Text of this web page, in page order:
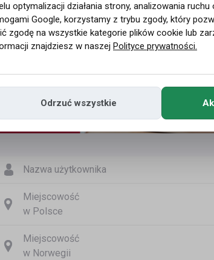
Nazwa użytkownika
Miejscowość
w Polsce
Miejscowość
w Norwegii
optymalizacji działania strony, analizowania
Google, korzystamy z trybu zgody, który
zgodę na wszystkie kategorie plików cookie lub
znajdziesz w naszej Polityce prywatności.
Odrzuć wszystkie